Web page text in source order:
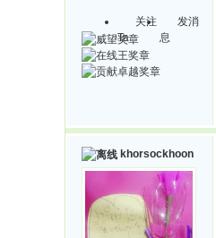
关注
Ta
发消
息
khorsockhoon